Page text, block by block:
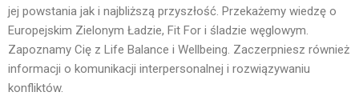
jej powstania jak i najbliższą przyszłość. Przekażemy wiedzę o
Europejskim Zielonym Ładzie, Fit For i śladzie węglowym.
Zapoznamy Cię z Life Balance i Wellbeing. Zaczerpniesz również
informacji o komunikacji interpersonalnej i rozwiązywaniu
konfliktów.